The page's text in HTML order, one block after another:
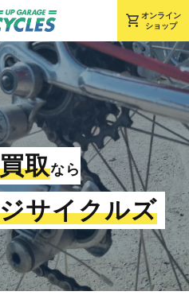
shopping_cart オンライン
ショップ
取なら
サイクルズ